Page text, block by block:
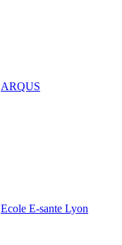
ARQUS
Ecole E-sante Lyon